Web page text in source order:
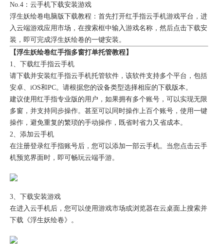
No.4：云手机下载安装游戏
浮生妖绘卷电脑版下载教程：首先打开红手指云手机游戏平台，进
入云端游戏应用市场，在搜索框中输入游戏名称，然后点击下载安
装，即可完成浮生妖绘卷的一键安装。
【浮生妖绘卷红手指多窗打单托管教程】
1、下载红手指云手机
请下载并安装红手指云手机托管软件，该软件支持多个平台，包括
安卓、iOS和PC。请根据您的设备类型选择相应的下载版本。
建议使用红手指专业版的用户，如果拥有多个账号，可以实现无限
多窗，并支持同步操作。甚至可以同时操作上百个账号，使用一键
操作，避免重复的繁琐的手动操作，既省时省力又省成本。
2、添加云手机
在注册登录红手指账号后，您可以添加一部云手机。当您点击云手
机预览界面时，即可畅玩云端手游。
3、下载安装游戏
在进入云手机后，您可以使用游戏市场或浏览器在云桌面上搜索并
下载《浮生妖绘卷》。